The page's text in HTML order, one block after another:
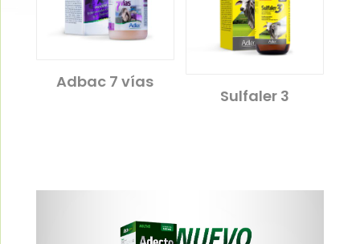
Adbac 7 vías
Sulfaler 3